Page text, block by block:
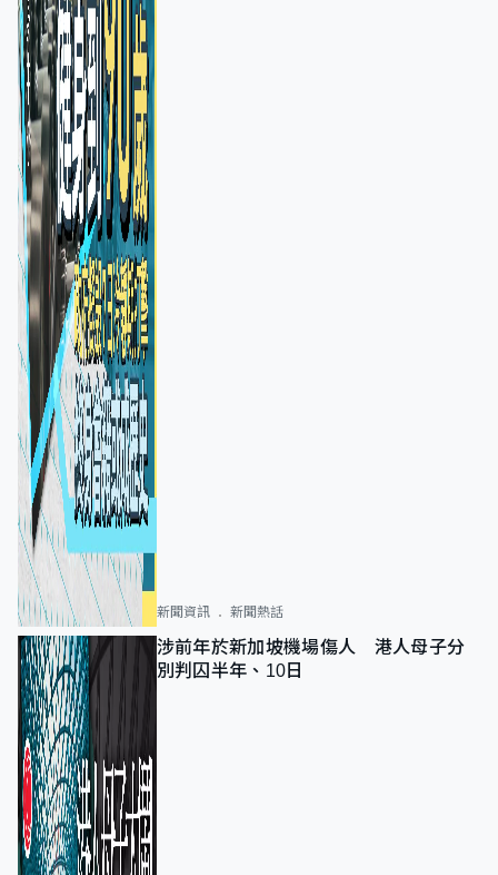
新聞資訊 新聞熱話
涉前年於新加坡機場傷人 港人母子分
別判囚半年、10日